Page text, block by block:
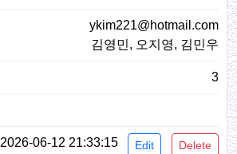
ykim221@hotmail.com
김영민, 오지영, 김민우
3
2026-06-12 21:33:15 Edit Delete